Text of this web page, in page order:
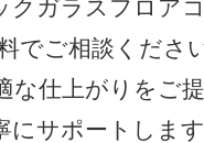
クガラスフロア
でご相談くださ
な仕上がりをご
にサポートしま